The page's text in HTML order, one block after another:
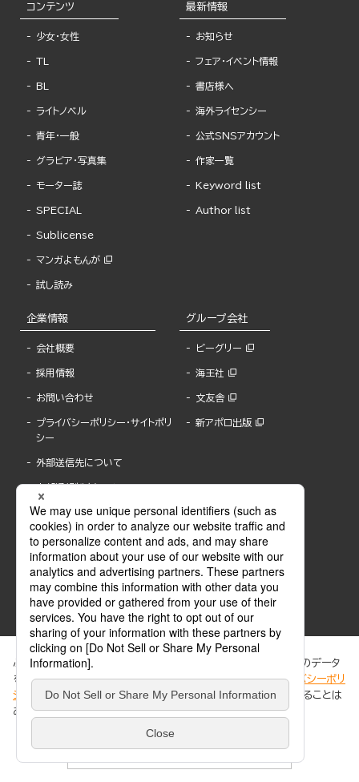
コンテンツ
少女・女性
TL
BL
ライトノベル
青年・一般
グラビア・写真集
モーター誌
SPECIAL
Sublicense
マンガよもんが
試し読み
最新情報
お知らせ
フェア・イベント情報
書店様へ
海外ライセンシー
公式SNSアカウント
作家一覧
Keyword list
Author list
企業情報
会社概要
採用情報
お問い合わせ
プライバシーポリシー・サイトポリ
シー
外部送信先について
内部通報制度について
グループ会社
ビーグリー
海王社
文友舎
新アポロ出版
ABJマークは、この電子書店・電子書籍配信サービスが、著作権者からコンテンツ使用許諾を
得た正規版配信サービスであることを示す登録商標(登録番号 第6091713号)です。
ABJマークの詳細、ABJマークを掲示しているサービスの一覧はこちら。
ぶんか社が運営するサイトでは、利便性向上のためにCookie等のデータ
を使用しています。 当社のCookieについての詳細は、「プライバシーポリ
シー
」をご覧ください。当サイトでは、訪問者の個人情報を追跡することは
ありません。